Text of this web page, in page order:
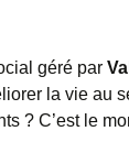
géré par
la vie au
? C’est le